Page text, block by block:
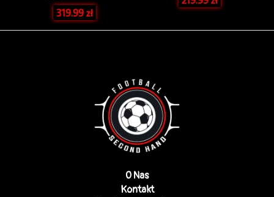
319.99zł
O Nas
Kontakt